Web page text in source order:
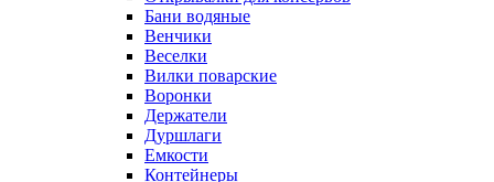
Бани водяные
Венчики
Веселки
Вилки поварские
Воронки
Держатели
Дуршлаги
Емкости
Контейнеры